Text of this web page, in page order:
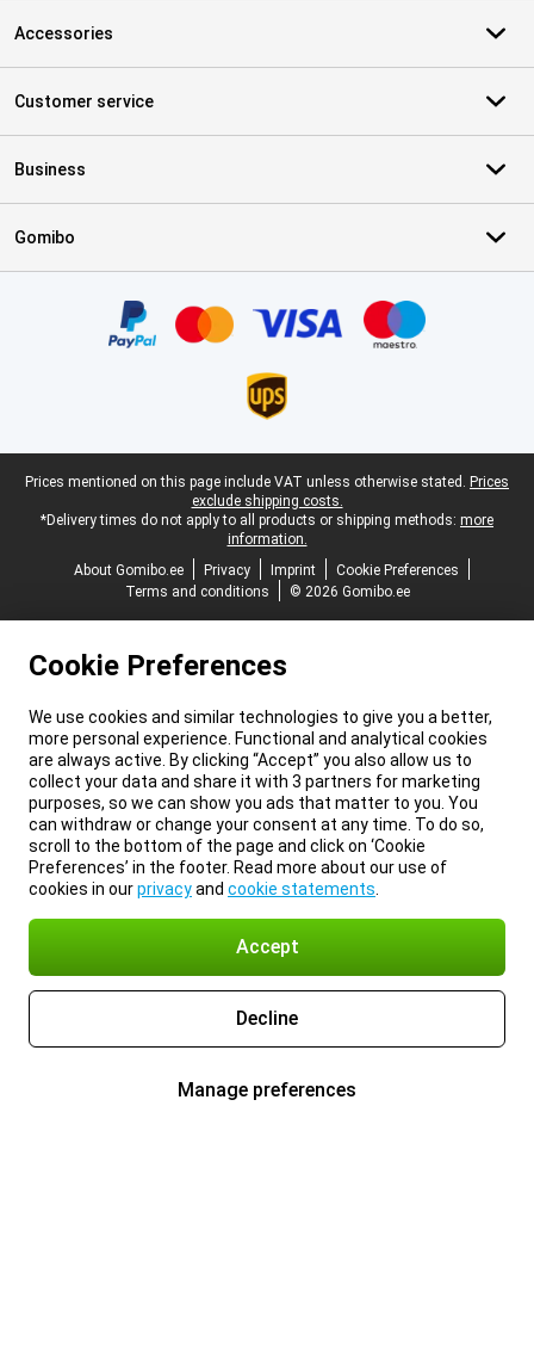
Accessories
Customer service
Business
Gomibo
Legal footer
Prices mentioned on this page include VAT unless otherwise stated. Prices
exclude shipping costs.
*Delivery times do not apply to all products or shipping methods: more
information.
About Gomibo.ee
Privacy Imprint
Cookie Preferences
Terms and conditions
© 2026 Gomibo.ee
Cookie Preferences
We use cookies and similar technologies to give you a better,
more personal experience. Functional and analytical cookies
are always active. By clicking “Accept” you also allow us to
collect your data and share it with 3 partners for marketing
purposes, so we can show you ads that matter to you. You
can withdraw or change your consent at any time. To do so,
scroll to the bottom of the page and click on ‘Cookie
Preferences’ in the footer. Read more about our use of
cookies in ourprivacyand cookie statements
Accept
Decline
Manage preferences